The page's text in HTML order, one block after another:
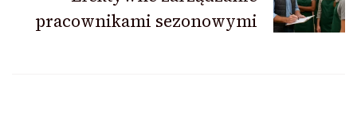
pracownikami sezonowymi